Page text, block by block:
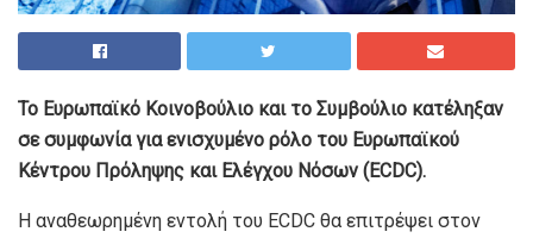
Το Ευρωπαϊκό Κοινοβούλιο και το Συμβούλιο κατέληξαν
σε συμφωνία για ενισχυμένο ρόλο του Ευρωπαϊκού
Κέντρου Πρόληψης και Ελέγχου Νόσων (ECDC).
Η αναθεωρημένη εντολή του ECDC θα επιτρέψει στον